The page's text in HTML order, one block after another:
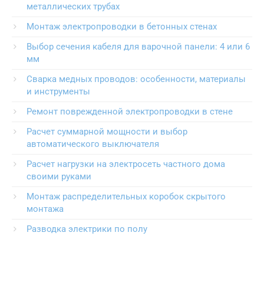
металлических трубах
Монтаж электропроводки в бетонных стенах
Выбор сечения кабеля для варочной панели: 4 или 6
мм
Сварка медных проводов: особенности, материалы
и инструменты
Ремонт поврежденной электропроводки в стене
Расчет суммарной мощности и выбор
автоматического выключателя
Расчет нагрузки на электросеть частного дома
своими руками
Монтаж распределительных коробок скрытого
монтажа
Разводка электрики по полу